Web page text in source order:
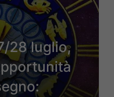
28 luglio,